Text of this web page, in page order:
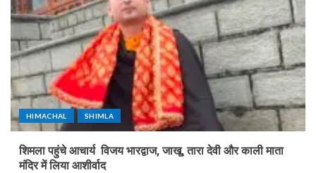
HIMACHAL SHIMLA
शिमला पहुंचे आचार्य विजय भारद्वाज, जाखू, तारा देवी और काली माता
मंदिर में लिया आशीर्वाद